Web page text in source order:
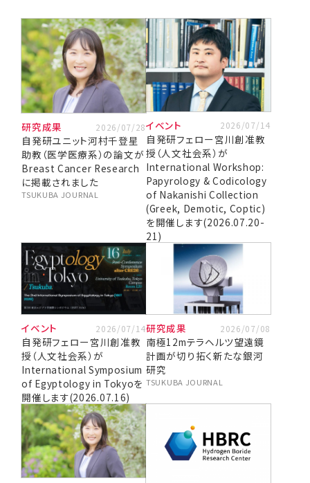
微生物サステイナビリティ研究センター（MiCS）
ホウ化水素研究センター（HBRC）
筑波大学高等研究院について
研究院長メッセージ
理念・ミッション・ビジョン
組織体制・概要
研究成果 2026/07/28
自発研ユニット河村千登星
助教（医学医療系）の論文が
Breast Cancer Research
に掲載されました
TSUKUBA JOURNAL
イベント 2026/07/14
自発研フェロー宮川創准教
授（人文社会系）が
International Workshop:
Papyrology & Codicology
of Nakanishi Collection
(Greek, Demotic, Coptic)
を開催します(2026.07.20-
21)
イベント 2026/07/14
自発研フェロー宮川創准教
授（人文社会系）が
International Symposium
of Egyptology in Tokyoを
開催します(2026.07.16)
研究成果 2026/07/08
南極12mテラヘルツ望遠鏡
計画が切り拓く新たな銀河
研究
TSUKUBA JOURNAL